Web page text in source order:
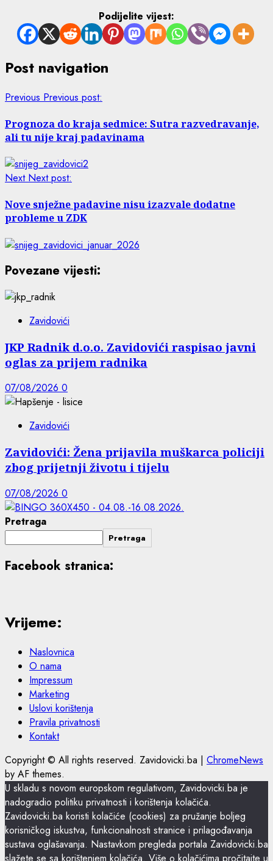
Podijelite vijest:
Post navigation
Previous Previous post:
Prognoza do kraja sedmice: Sutra razvedravanje,
ali tu nije kraj padavinama
Next Next post:
Nove snježne padavine nisu izazvale dodatne
probleme u ZDK
Povezane vijesti:
Zavidovići
JKP Radnik d.o.o. Zavidovići raspisao javni
oglas za prijem radnika
07/08/2026 0
Zavidovići
Zavidovići: Žena prijavila muškarca policiji
zbog prijetnji životu i tijelu
07/08/2026 0
Pretraga
Pretraga
Facebook stranica:
Vrijeme:
Naslovnica
O nama
Impressum
Marketing
Uslovi korištenja
Pravila privatnosti
Kontakt
Copyright © All rights reserved. Zavidovicki.ba | ChromeNews
by AF themes.
U skladu s novom europskom regulativom, Zavidovicki.ba je
nadogradio politiku privatnosti i korištenja kolačića.
Zavidovicki.ba koristi kolačiće (cookies) za pružanje boljeg
korisničkog iskustva, funkcionalnosti stranice i prilagođavanja
sustava oglašavanja. Nastavkom pregleda portala Zavidovicki.ba
slažete se sa korištenjem kolačića. Više o kolačićima pročitajte u